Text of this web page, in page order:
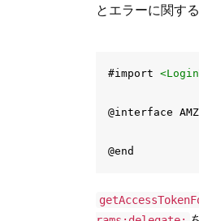
とエラーに関す
#import
@interface